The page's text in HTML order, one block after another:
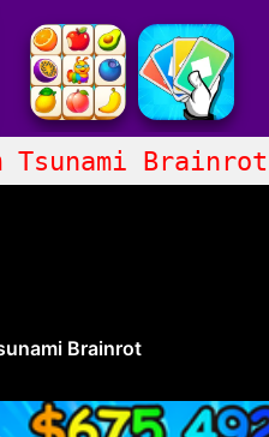
Tsunami Brainrot